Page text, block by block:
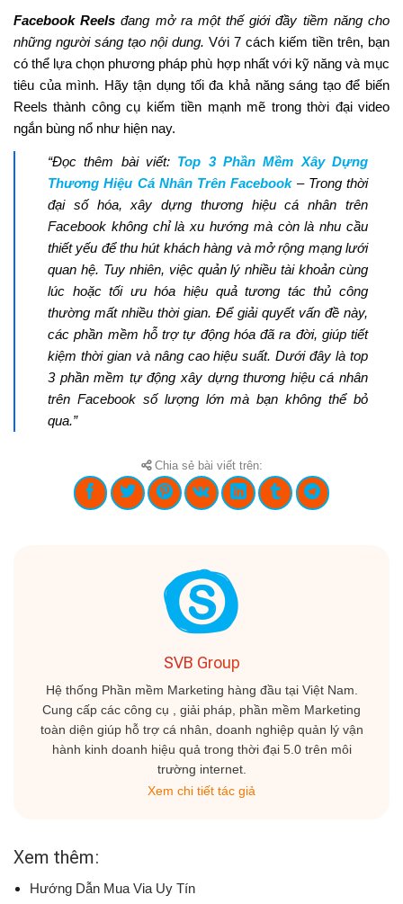
Facebook Reels đang mở ra một thế giới đầy tiềm năng cho
những người sáng tạo nội dung. Với 7 cách kiếm tiền trên, bạn
có thể lựa chọn phương pháp phù hợp nhất với kỹ năng và mục
tiêu của mình. Hãy tận dụng tối đa khả năng sáng tạo để biến
Reels thành công cụ kiếm tiền mạnh mẽ trong thời đại video
ngắn bùng nổ như hiện nay.
“Đọc thêm bài viết: Top 3 Phần Mềm Xây Dựng
Thương Hiệu Cá Nhân Trên Facebook– Trong thời
đại số hóa, xây dựng thương hiệu cá nhân trên
Facebook không chỉ là xu hướng mà còn là nhu cầu
thiết yếu để thu hút khách hàng và mở rộng mạng lưới
quan hệ. Tuy nhiên, việc quản lý nhiều tài khoản cùng
lúc hoặc tối ưu hóa hiệu quả tương tác thủ công
thường mất nhiều thời gian. Để giải quyết vấn đề này,
các phần mềm hỗ trợ tự động hóa đã ra đời, giúp tiết
kiệm thời gian và nâng cao hiệu suất. Dưới đây là top
3 phần mềm tự động xây dựng thương hiệu cá nhân
trên Facebook số lượng lớn mà bạn không thể bỏ
qua.”
Chia sẻ bài viết trên:
SVB Group
Hệ thống Phần mềm Marketing hàng đầu tại Việt Nam.
Cung cấp các công cụ , giải pháp, phần mềm Marketing
toàn diện giúp hỗ trợ cá nhân, doanh nghiệp quản lý vận
hành kinh doanh hiệu quả trong thời đại 5.0 trên môi
trường internet.
Xem chi tiết tác giả
Xem thêm:
Hướng Dẫn Mua Via Uy Tín